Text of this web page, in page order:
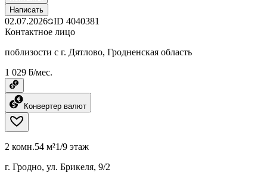
Написать
02.07.2026 ID 4040381
Контактное лицо
поблизости с г. Дятлово, Гродненская область
1 029 ƃ/мес.
Конвертер валют
2 комн.54 м²1/9 этаж
г. Гродно, ул. Брикеля, 9/2